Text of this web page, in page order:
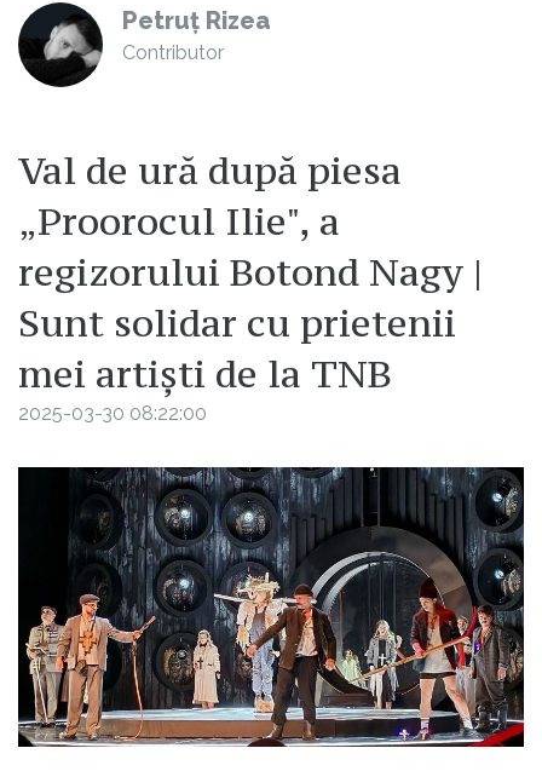
Petruț Rizea
Contributor
Val de ură după piesa
„Proorocul Ilie", a
regizorului Botond Nagy |
Sunt solidar cu prietenii
mei artiști de la TNB
2025-03-30 08:22:00